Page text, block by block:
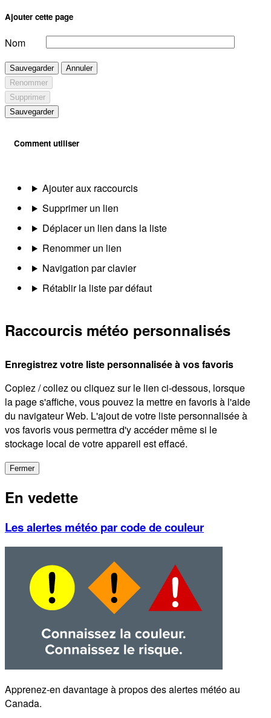
Ajouter cette page
Nom
Sauvegarder
Annuler
Renommer
Supprimer
Sauvegarder
Comment utiliser
Ajouter aux raccourcis
Supprimer un lien
Déplacer un lien dans la liste
Renommer un lien
Navigation par clavier
Rétablir la liste par défaut
Raccourcis météo personnalisés
Enregistrez votre liste personnalisée à vos favoris
Copiez / collez ou cliquez sur le lien ci-dessous, lorsque
la page s'affiche, vous pouvez la mettre en favoris à l'aide
du navigateur Web. L'ajout de votre liste personnalisée à
vos favoris vous permettra d'y accéder même si le
stockage local de votre appareil est effacé.
Fermer
En vedette
Les alertes météo par code de couleur
Apprenez-en davantage à propos des alertes météo au
Canada.